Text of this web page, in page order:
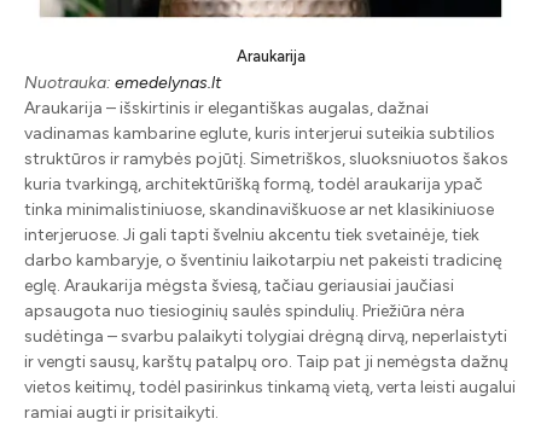
Araukarija
Nuotrauka: emedelynas.lt
Araukarija – išskirtinis ir elegantiškas augalas, dažnai
vadinamas kambarine eglute, kuris interjerui suteikia subtilios
struktūros ir ramybės pojūtį. Simetriškos, sluoksniuotos šakos
kuria tvarkingą, architektūrišką formą, todėl araukarija ypač
tinka minimalistiniuose, skandinaviškuose ar net klasikiniuose
interjeruose. Ji gali tapti švelniu akcentu tiek svetainėje, tiek
darbo kambaryje, o šventiniu laikotarpiu net pakeisti tradicinę
eglę. Araukarija mėgsta šviesą, tačiau geriausiai jaučiasi
apsaugota nuo tiesioginių saulės spindulių. Priežiūra nėra
sudėtinga – svarbu palaikyti tolygiai drėgną dirvą, neperlaistyti
ir vengti sausų, karštų patalpų oro. Taip pat ji nemėgsta dažnų
vietos keitimų, todėl pasirinkus tinkamą vietą, verta leisti augalui
ramiai augti ir prisitaikyti.